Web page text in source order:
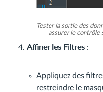
Tester la sortie des
assurer le contrôle
Affiner les Filtres :
Appliquez des
restreindre le